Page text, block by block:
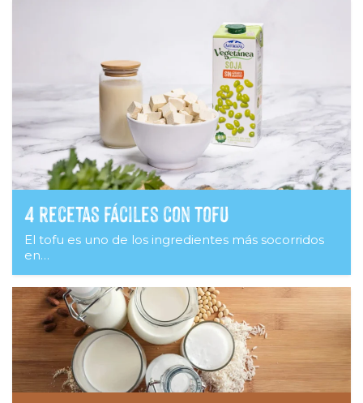
4 recetas fáciles con tofu
El tofu es uno de los ingredientes más socorridos
en…